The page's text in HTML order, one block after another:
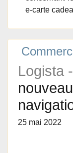
e-carte
Logista
25 mai 2022